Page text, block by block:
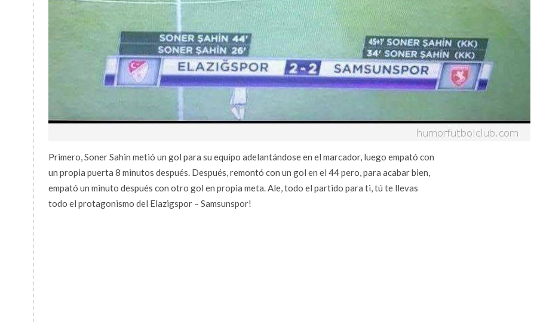
Primero, Soner Sahin metió un gol para su equipo adelantándose en el marcador, luego empató con
un propia puerta 8 minutos después. Después, remontó con un gol en el 44 pero, para acabar bien,
empató un minuto después con otro gol en propia meta. Ale, todo el partido para ti, tú te llevas
todo el protagonismo del Elazigspor – Samsunspor!